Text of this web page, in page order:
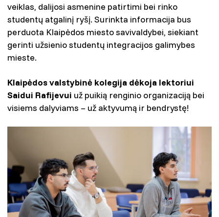
veiklas, dalijosi asmenine patirtimi bei rinko
studentų atgalinį ryšį. Surinkta informacija bus
perduota Klaipėdos miesto savivaldybei, siekiant
gerinti užsienio studentų integracijos galimybes
mieste.
Klaipėdos valstybinė kolegija dėkoja lektoriui
Saidui Rafijevui už puikią renginio organizaciją bei
visiems dalyviams – už aktyvumą ir bendrystę!